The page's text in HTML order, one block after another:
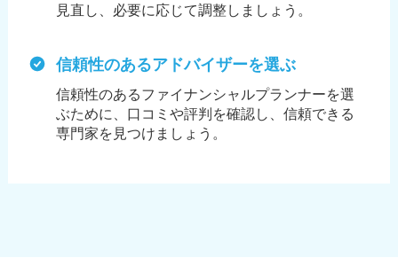
見直し、必要に応じて調整しましょう。
信頼性のあるアドバイザーを選ぶ
信頼性のあるファイナンシャルプランナーを選
ぶために、 口コミや評判を確認し、信頼できる
専門家を見つけましょう。